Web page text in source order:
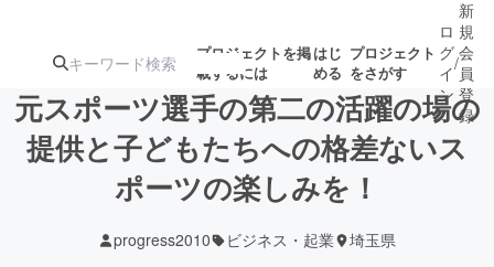
プロジェクトを掲
載するには
はじ
める
プロジェクト
をさがす
注目のリ 注目の新着プロ 募集終了が近いプ
ロジェクト
ロ
グ
イ
ン
/
新
規
会
員
登
録
元スポーツ選手の第二の活躍の場の
提供と子どもたちへの格差ないス
ポーツの楽しみを！
progress2010 ビジネス・起業 埼玉県